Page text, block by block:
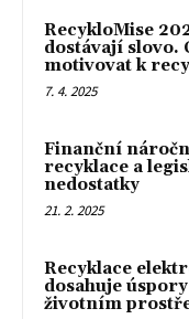
RecykloMise
dostávají slovo.
motivovat k
7. 4. 2025
Finanční
recyklace a
nedostatky
21. 2. 2025
Recyklace
dosahuje
životním